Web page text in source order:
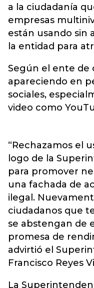
a la ciudadanía
empresas
están usando sin
la entidad para
Según el ente de
apareciendo en
sociales,
video como
“Rechazamos el
logo de la
para promover
una fachada de
ilegal.
ciudadanos que
se abstengan de
promesa de
advirtió el
Francisco Reyes
La